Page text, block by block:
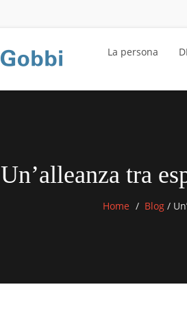
La persona
Un’alleanza tra
Home Blog /